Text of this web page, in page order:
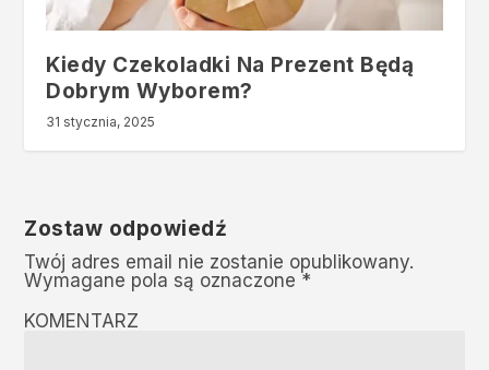
Kiedy Czekoladki Na Prezent Będą
Dobrym Wyborem?
31 stycznia, 2025
Zostaw odpowiedź
Twój adres email nie zostanie opublikowany.
Wymagane pola są oznaczone*
KOMENTARZ